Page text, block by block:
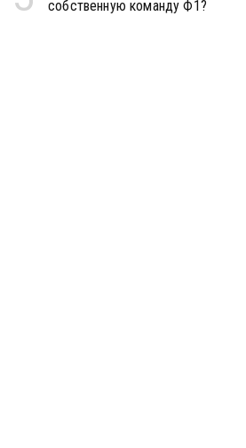
собственную команду Ф1?